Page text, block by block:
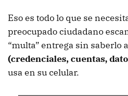
Eso es todo lo que se
preocupado ciudadano
“multa” entrega sin saberlo
(credenciales, cuentas,
usa en su celular.